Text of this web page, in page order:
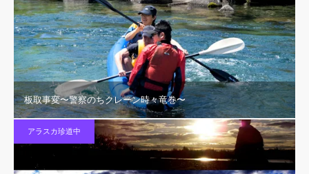
板取事変〜警察のちクレーン時々竜巻〜
アラスカ珍道中